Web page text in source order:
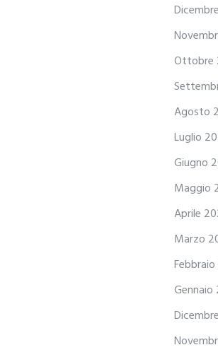
Ottobre
Agosto
Luglio
Giugno
Maggio
Aprile
Marzo
Gennaio